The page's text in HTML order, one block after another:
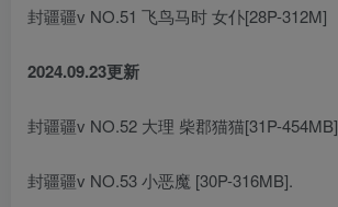
封疆疆v NO.51 飞鸟马时 女仆[28P-312M]
2024.09.23更新
封疆疆v NO.52 大理 柴郡猫猫[31P-454MB]
封疆疆v NO.53 小恶魔 [30P-316MB].